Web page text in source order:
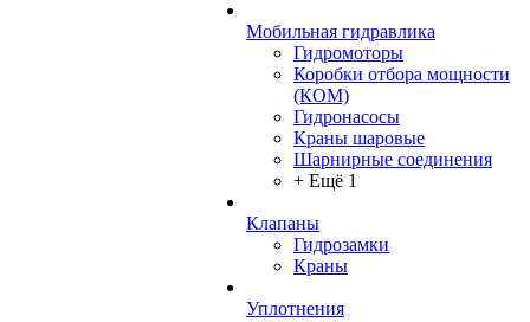
Мобильная гидравлика
Гидромоторы
Коробки отбора мощности
(КОМ)
Гидронасосы
Краны шаровые
Шарнирные соединения
+ Ещё 1
Клапаны
Гидрозамки
Краны
Уплотнения